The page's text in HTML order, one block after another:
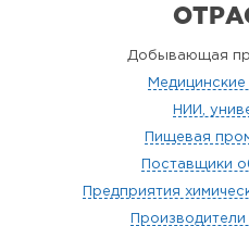
Добывающая
НИИ,
Пищевая
Поставщики
Предприятия